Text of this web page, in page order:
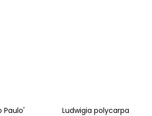
Paulo' Ludwigia polycarpa